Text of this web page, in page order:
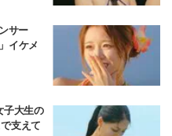
サー
イケメ
子大生の
支えて